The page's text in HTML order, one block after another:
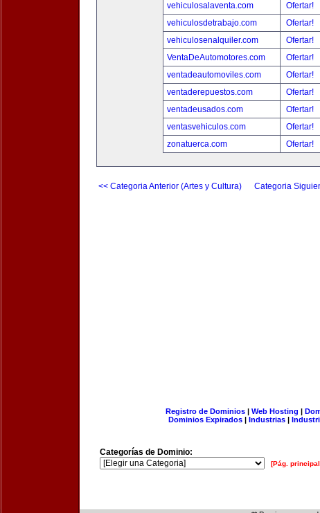
vehiculosalaventa.com
Ofertar!
vehiculosdetrabajo.com
Ofertar!
vehiculosenalquiler.com
Ofertar!
VentaDeAutomotores.com
Ofertar!
ventadeautomoviles.com
Ofertar!
ventaderepuestos.com
Ofertar!
ventadeusados.com
Ofertar!
ventasvehiculos.com
Ofertar!
zonatuerca.com
Ofertar!
<< Categoria Anterior (Artes y Cultura) Categoria
Registro de Dominios| Web Hosting |
Dominios Expirados | Industrias |
Categorías de Dominio:
[Pág.